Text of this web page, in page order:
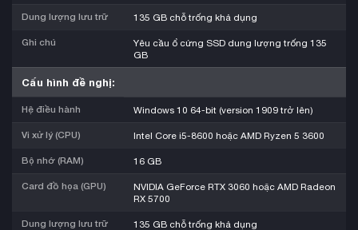
Dung lượng lưu trữ 135 GB chỗ trống khả dụng
Ghi chú
Yêu cầu ổ cứng SSD dung lượng trống 135
GB
Cấu hình đề nghị:
Hệ điều hành Windows 10 64-bit (version 1909 trở lên)
Vi xử lý (CPU) Intel Core i5-8600 hoặc AMD Ryzen 5 3600
Bộ nhớ (RAM) 16 GB
Card đồ họa (GPU)
NVIDIA GeForce RTX 3060 hoặc AMD Radeon
RX 5700
Dung lượng lưu trữ 135 GB chỗ trống khả dụng